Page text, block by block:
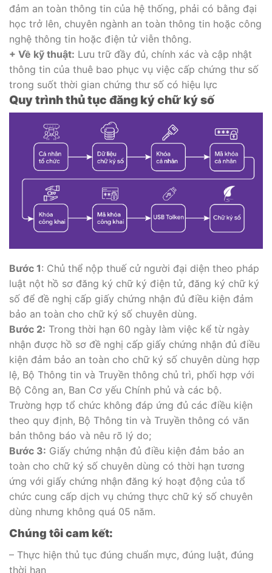
đảm an toàn thông tin của hệ thống, phải có bằng đại
học trở lên, chuyên ngành an toàn thông tin hoặc công
nghệ thông tin hoặc điện tử viễn thông.
+ Về kỹ thuật: Lưu trữ đầy đủ, chính xác và cập nhật
thông tin của thuê bao phục vụ việc cấp chứng thư số
trong suốt thời gian chứng thư số có hiệu lực
Quy trình thủ tục đăng ký chữ ký số
Bước 1: Chủ thể nộp thuế cử người đại diện theo pháp
luật nột hồ sơ đăng ký chữ ký điện tử, đăng ký chữ ký
số để đề nghị cấp giấy chứng nhận đủ điều kiện đảm
bảo an toàn cho chữ ký số chuyên dùng.
Bước 2: Trong thời hạn 60 ngày làm việc kể từ ngày
nhận được hồ sơ đề nghị cấp giấy chứng nhận đủ điều
kiện đảm bảo an toàn cho chữ ký số chuyên dùng hợp
lệ, Bộ Thông tin và Truyền thông chủ trì, phối hợp với
Bộ Công an, Ban Cơ yếu Chính phủ và các bộ.
Trường hợp tổ chức không đáp ứng đủ các điều kiện
theo quy định, Bộ Thông tin và Truyền thông có văn
bản thông báo và nêu rõ lý do;
Bước 3: Giấy chứng nhận đủ điều kiện đảm bảo an
toàn cho chữ ký số chuyên dùng có thời hạn tương
ứng với giấy chứng nhận đăng ký hoạt động của tổ
chức cung cấp dịch vụ chứng thực chữ ký số chuyên
dùng nhưng không quá 05 năm.
Chúng tôi cam kết:
– Thực hiện thủ tục đúng chuẩn mực, đúng luật, đúng
thời hạn